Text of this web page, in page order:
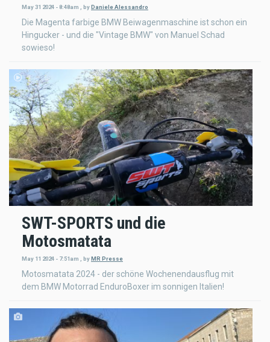
May 31 2024 - 8:48am byDaniele Alessandro
Die Magenta farbige BMW Beiwagenmaschine ist schon ein
Hingucker - und die "Vintage BMW" von Manuel Schad
sowieso!
SWT-SPORTS und die
Motosmatata
May 11 2024 - 7:51am byMR Presse
Motosmatata 2024 - der schöne Wochenendausflug mit
dem BMW Motorrad EnduroBoxer im sonnigen Italien!